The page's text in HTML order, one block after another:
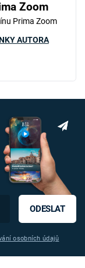
Zoom
Prima Zoom
AUTORA
ODESLAT
osobních údajů